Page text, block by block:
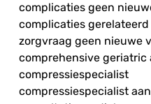
complicaties geen
complicaties
zorgvraag geen nieuwe
comprehensive geriatric
compressiespecialist
compressiespecialist